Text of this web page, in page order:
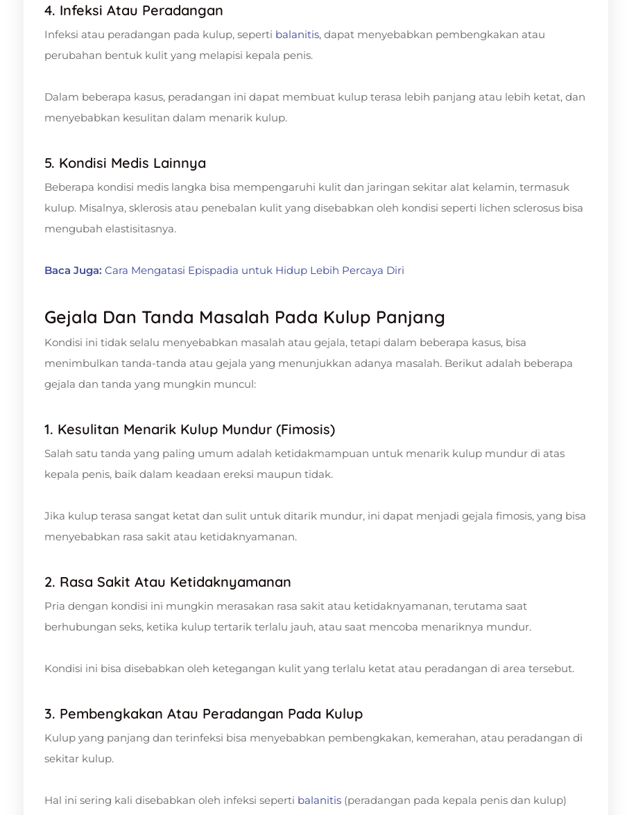
4. Infeksi Atau Peradangan
Infeksi atau peradangan pada kulup, seperti balanitis, dapat menyebabkan pembengkakan atau
perubahan bentuk kulit yang melapisi kepala penis.
Dalam beberapa kasus, peradangan ini dapat membuat kulup terasa lebih panjang atau lebih ketat, dan
menyebabkan kesulitan dalam menarik kulup.
5. Kondisi Medis Lainnya
Beberapa kondisi medis langka bisa mempengaruhi kulit dan jaringan sekitar alat kelamin, termasuk
kulup. Misalnya, sklerosis atau penebalan kulit yang disebabkan oleh kondisi seperti lichen sclerosus bisa
mengubah elastisitasnya.
Baca Juga: Cara Mengatasi Epispadia untuk Hidup Lebih Percaya Diri
Gejala Dan Tanda Masalah Pada Kulup Panjang
Kondisi ini tidak selalu menyebabkan masalah atau gejala, tetapi dalam beberapa kasus, bisa
menimbulkan tanda-tanda atau gejala yang menunjukkan adanya masalah. Berikut adalah beberapa
gejala dan tanda yang mungkin muncul:
1. Kesulitan Menarik Kulup Mundur (Fimosis)
Salah satu tanda yang paling umum adalah ketidakmampuan untuk menarik kulup mundur di atas
kepala penis, baik dalam keadaan ereksi maupun tidak.
Jika kulup terasa sangat ketat dan sulit untuk ditarik mundur, ini dapat menjadi gejala fimosis, yang bisa
menyebabkan rasa sakit atau ketidaknyamanan.
2. Rasa Sakit Atau Ketidaknyamanan
Pria dengan kondisi ini mungkin merasakan rasa sakit atau ketidaknyamanan, terutama saat
berhubungan seks, ketika kulup tertarik terlalu jauh, atau saat mencoba menariknya mundur.
Kondisi ini bisa disebabkan oleh ketegangan kulit yang terlalu ketat atau peradangan di area tersebut.
3. Pembengkakan Atau Peradangan Pada Kulup
Kulup yang panjang dan terinfeksi bisa menyebabkan pembengkakan, kemerahan, atau peradangan di
sekitar kulup.
Hal ini sering kali disebabkan oleh infeksi seperti balanitis (peradangan pada kepala penis dan kulup)